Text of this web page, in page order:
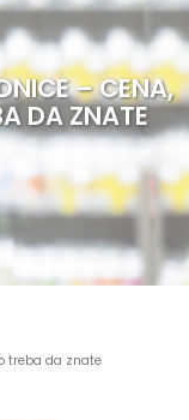
– CENA,
DA ZNATE
treba da znate